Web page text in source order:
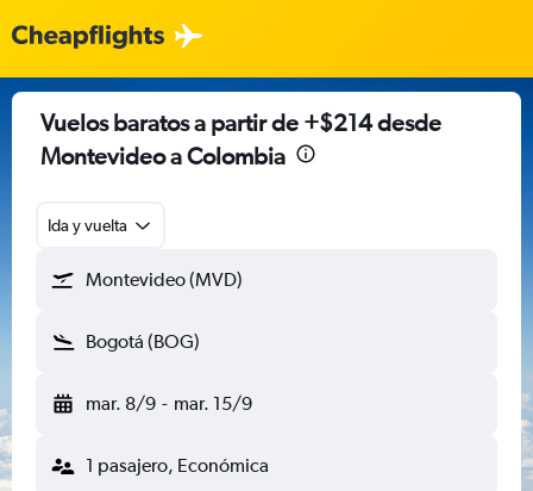
Vuelos baratos a partir de +$214 desde
Montevideo a Colombia
Ida y vuelta
Montevideo (MVD)
Bogotá (BOG)
mar. 8/9 - mar. 15/9
1 pasajero, Económica